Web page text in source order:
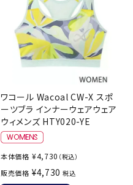
ワコール Wacoal CW-X スポ
ーツブラ インナーウェアウェア
ウィメンズ HTY020-YE
本体価格 ¥4,730 （税込）
販売価格 ¥4,730 税込